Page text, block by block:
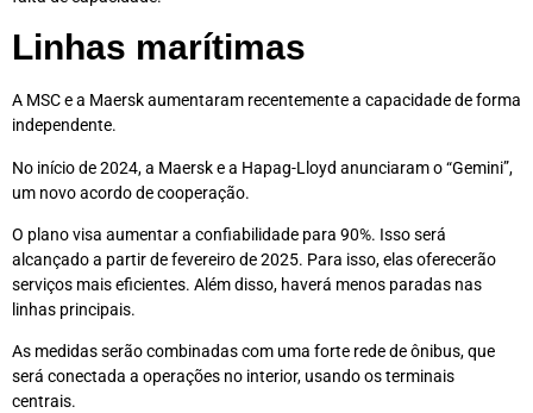
Linhas marítimas
A MSC e a Maersk aumentaram recentemente a capacidade de forma
independente.
No início de 2024, a Maersk e a Hapag-Lloyd anunciaram o “Gemini”,
um novo acordo de cooperação.
O plano visa aumentar a confiabilidade para 90%. Isso será
alcançado a partir de fevereiro de 2025. Para isso, elas oferecerão
serviços mais eficientes. Além disso, haverá menos paradas nas
linhas principais.
As medidas serão combinadas com uma forte rede de ônibus, que
será conectada a operações no interior, usando os terminais
centrais.